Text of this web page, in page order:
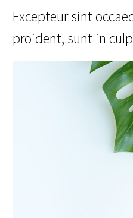
Excepteur sint
proident, sunt in